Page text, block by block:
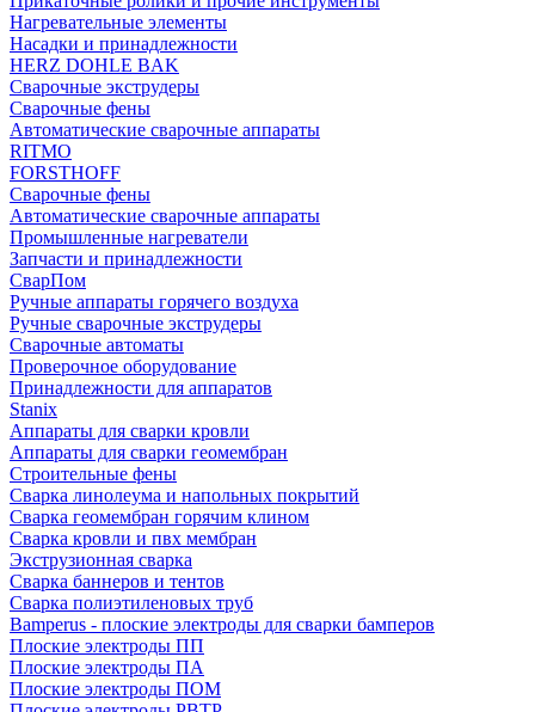
Нагревательные элементы
Насадки и принадлежности
HERZ DOHLE BAK
Сварочные экструдеры
Сварочные фены
Автоматические сварочные аппараты
RITMO
FORSTHOFF
Сварочные фены
Автоматические сварочные аппараты
Промышленные нагреватели
Запчасти и принадлежности
СварПом
Ручные аппараты горячего воздуха
Ручные сварочные экструдеры
Сварочные автоматы
Проверочное оборудование
Принадлежности для аппаратов
Stanix
Аппараты для сварки кровли
Аппараты для сварки геомембран
Строительные фены
Сварка линолеума и напольных покрытий
Сварка геомембран горячим клином
Сварка кровли и пвх мембран
Экструзионная сварка
Сварка баннеров и тентов
Сварка полиэтиленовых труб
Bamperus - плоские электроды для сварки бамперов
Плоские электроды ПП
Плоские электроды ПА
Плоские электроды ПОМ